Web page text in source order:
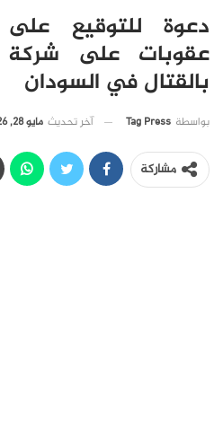
دعوة للتوقيع
عقوبات على شركة
بالقتال في السودان
بواسطة Tag Press آخر تحديث مايو 28, 2026
مشاركة